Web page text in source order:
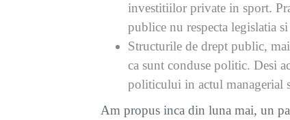
investitiilor private in sport.
publice nu respecta legislatia
Structurile de drept public,
ca sunt conduse politic. Desi
politicului in actul managerial
Am propus inca din luna mai, un